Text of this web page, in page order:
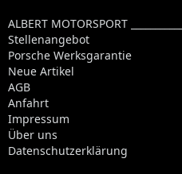
ALBERT MOTORSPORT ____________
Stellenangebot
Porsche Werksgarantie
Neue Artikel
AGB
Anfahrt
Impressum
Über uns
Datenschutzerklärung